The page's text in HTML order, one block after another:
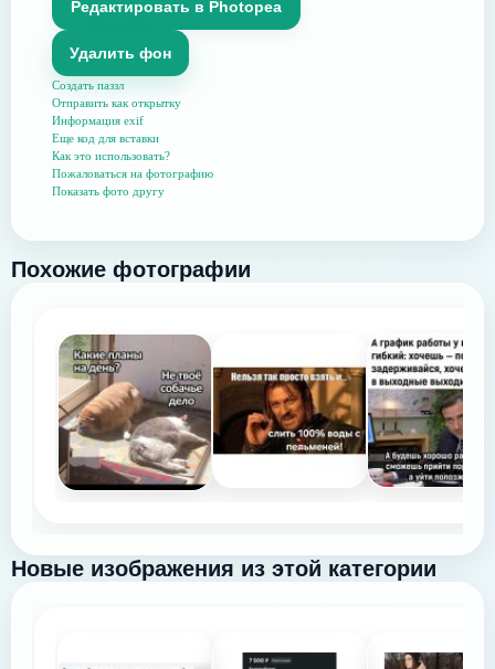
Редактировать в Photopea
Удалить фон
Создать паззл
Отправить как открытку
Информация exif
Еще код для вставки
Как это использовать?
Пожаловаться на фотографию
Показать фото другу
Похожие фотографии
Новые изображения из этой категории